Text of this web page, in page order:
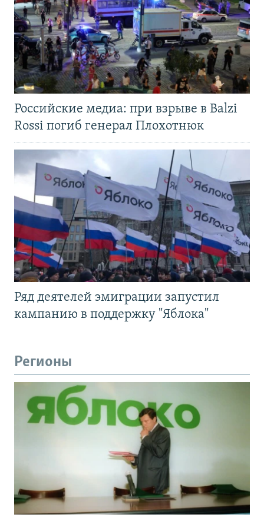
Российские медиа: при взрыве в Balzi
Rossi погиб генерал Плохотнюк
Ряд деятелей эмиграции запустил
кампанию в поддержку "Яблока"
Регионы